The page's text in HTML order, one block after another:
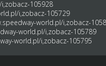
105928
i,zobacz-105729
world.pl/i,zobacz-
world.pl/i,zobacz-105789
world.pl/i,zobacz-105795